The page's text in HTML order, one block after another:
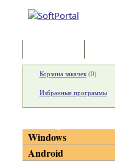
Корзина закачек(0)
Избранные программы
Windows
Android